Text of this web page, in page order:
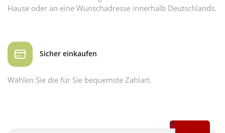
Hause oder an eine Wunschadresse innerhalb Deutschlands.
Sicher einkaufen
Wählen Sie die für Sie bequemste Zahlart.